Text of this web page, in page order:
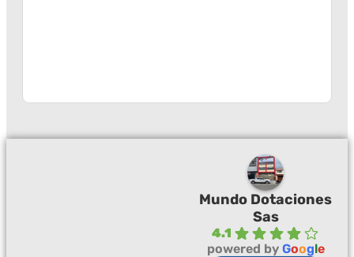
Mundo Dotaciones
Sas
4.1
powered by Google